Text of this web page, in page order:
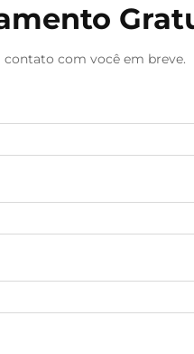
contato com você em breve.